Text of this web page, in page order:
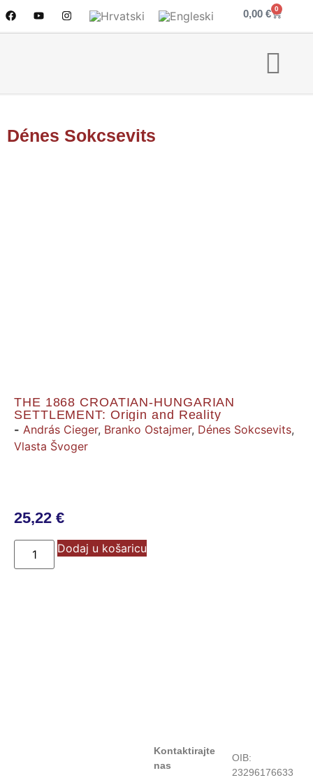
0,00 € 0
Dénes Sokcsevits
THE 1868 CROATIAN-HUNGARIAN
SETTLEMENT: Origin and Reality
- András Cieger, Branko Ostajmer, Dénes Sokcsevits,
Vlasta Švoger
25,22 €
Dodaj u košaricu
Kontaktirajte
nas
OIB:
23296176633